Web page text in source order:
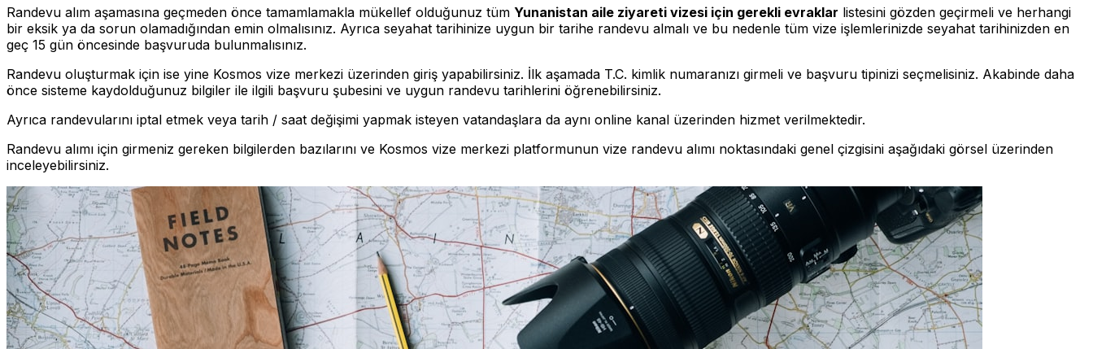
Randevu alım aşamasına geçmeden önce tamamlamakla mükellef olduğunuz tüm Yunanistan aile ziyareti vizesi için gerekli evraklar listesini gözden geçirmeli ve herhangi
bir eksik ya da sorun olamadığından emin olmalısınız. Ayrıca seyahat tarihinize uygun bir tarihe randevu almalı ve bu nedenle tüm vize işlemlerinizde seyahat tarihinizden en
geç 15 gün öncesinde başvuruda bulunmalısınız.
Randevu oluşturmak için ise yine Kosmos vize merkezi üzerinden giriş yapabilirsiniz. İlk aşamada T.C. kimlik numaranızı girmeli ve başvuru tipinizi seçmelisiniz. Akabinde daha
önce sisteme kaydolduğunuz bilgiler ile ilgili başvuru şubesini ve uygun randevu tarihlerini öğrenebilirsiniz.
Ayrıca randevularını iptal etmek veya tarih / saat değişimi yapmak isteyen vatandaşlara da aynı online kanal üzerinden hizmet verilmektedir.
Randevu alımı için girmeniz gereken bilgilerden bazılarını ve Kosmos vize merkezi platformunun vize randevu alımı noktasındaki genel çizgisini aşağıdaki görsel üzerinden
inceleyebilirsiniz.